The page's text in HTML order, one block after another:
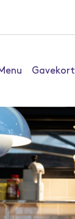
Gavekort